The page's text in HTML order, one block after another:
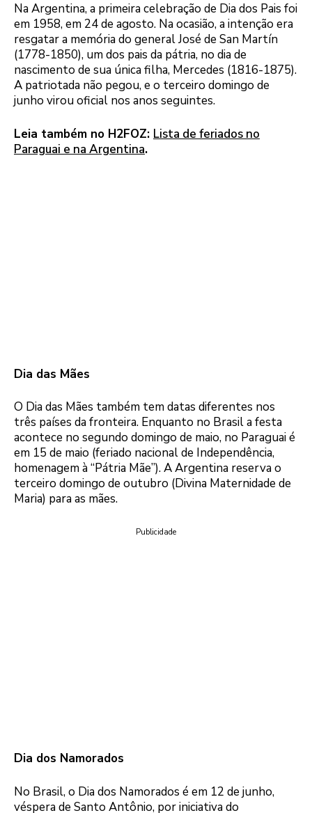
Na Argentina, a primeira celebração de Dia dos Pais foi
em 1958, em 24 de agosto. Na ocasião, a intenção era
resgatar a memória do general José de San Martín
(1778-1850), um dos pais da pátria, no dia de
nascimento de sua única filha, Mercedes (1816-1875).
A patriotada não pegou, e o terceiro domingo de
junho virou oficial nos anos seguintes.
Leia também no H2FOZ: Lista de feriados no
Paraguai e na Argentina.
Dia das Mães
O Dia das Mães também tem datas diferentes nos
três países da fronteira. Enquanto no Brasil a festa
acontece no segundo domingo de maio, no Paraguai é
em 15 de maio (feriado nacional de Independência,
homenagem à “Pátria Mãe”). A Argentina reserva o
terceiro domingo de outubro (Divina Maternidade de
Maria) para as mães.
Publicidade
Dia dos Namorados
No Brasil, o Dia dos Namorados é em 12 de junho,
véspera de Santo Antônio, por iniciativa do